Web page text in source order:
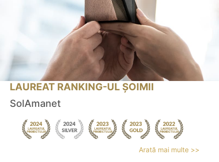
LAUREAT RANKING-UL ȘOIMII
SolAmanet
Arată mai multe >>